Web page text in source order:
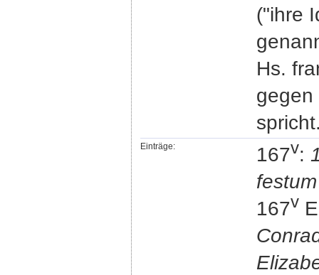
("ihre
Hs.
gegen
Einträge: 167v:
167v